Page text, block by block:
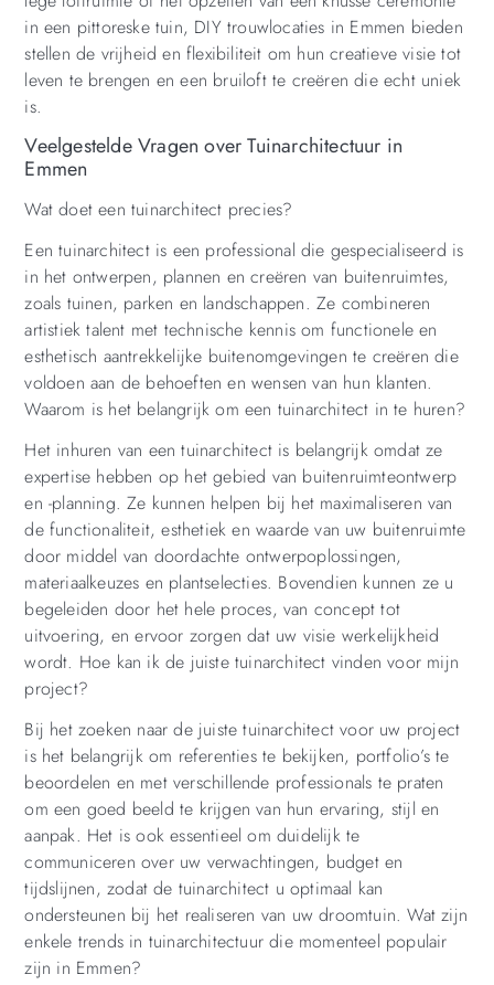
in een pittoreske tuin, DIY trouwlocaties in Emmen bieden
stellen de vrijheid en flexibiliteit om hun creatieve visie tot
leven te brengen en een bruiloft te creëren die echt uniek
is.
Veelgestelde Vragen over Tuinarchitectuur in
Emmen
Wat doet een tuinarchitect precies?
Een tuinarchitect is een professional die gespecialiseerd is
in het ontwerpen, plannen en creëren van buitenruimtes,
zoals tuinen, parken en landschappen. Ze combineren
artistiek talent met technische kennis om functionele en
esthetisch aantrekkelijke buitenomgevingen te creëren die
voldoen aan de behoeften en wensen van hun klanten.
Waarom is het belangrijk om een tuinarchitect in te huren?
Het inhuren van een tuinarchitect is belangrijk omdat ze
expertise hebben op het gebied van buitenruimteontwerp
en -planning. Ze kunnen helpen bij het maximaliseren van
de functionaliteit, esthetiek en waarde van uw buitenruimte
door middel van doordachte ontwerpoplossingen,
materiaalkeuzes en plantselecties. Bovendien kunnen ze u
begeleiden door het hele proces, van concept tot
uitvoering, en ervoor zorgen dat uw visie werkelijkheid
wordt. Hoe kan ik de juiste tuinarchitect vinden voor mijn
project?
Bij het zoeken naar de juiste tuinarchitect voor uw project
is het belangrijk om referenties te bekijken, portfolio’s te
beoordelen en met verschillende professionals te praten
om een goed beeld te krijgen van hun ervaring, stijl en
aanpak. Het is ook essentieel om duidelijk te
communiceren over uw verwachtingen, budget en
tijdslijnen, zodat de tuinarchitect u optimaal kan
ondersteunen bij het realiseren van uw droomtuin. Wat zijn
enkele trends in tuinarchitectuur die momenteel populair
zijn in Emmen?